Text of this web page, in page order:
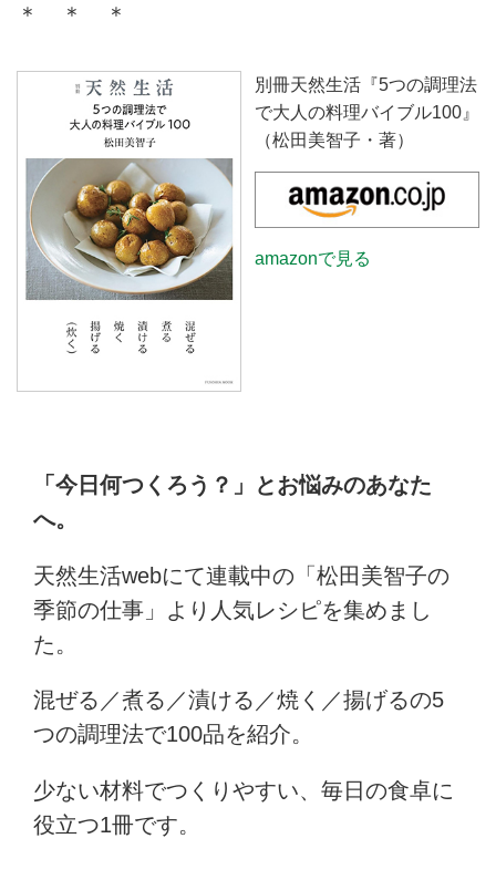
＊ ＊ ＊
別冊天然生活『5つの調理法
で大人の料理バイブル100』
（松田美智子・著）
amazonで見る
「今日何つくろう？」とお悩みのあなた
へ。
天然生活webにて連載中の「松田美智子の
季節の仕事」より人気レシピを集めまし
た。
混ぜる／煮る／漬ける／焼く／揚げるの5
つの調理法で100品を紹介。
少ない材料でつくりやすい、毎日の食卓に
役立つ1冊です。